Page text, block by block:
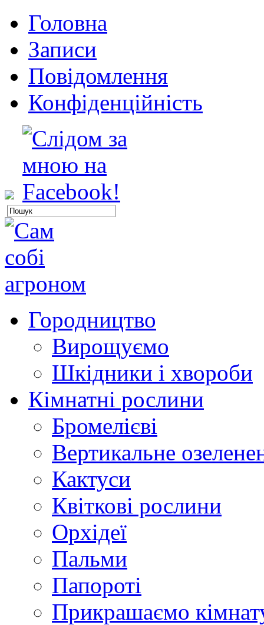
Головна
Записи
Повідомлення
Конфіденційність
Городництво
Вирощуємо
Шкідники і хвороби
Кімнатні рослини
Бромелієві
Вертикальне
Кактуси
Квіткові рослини
Орхідеї
Пальми
Папороті
Прикрашаємо